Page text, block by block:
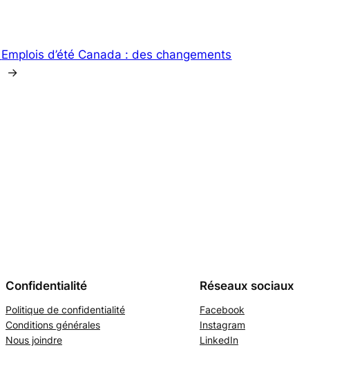
Emplois d’été Canada : des changements
→
Confidentialité
Politique de confidentialité
Conditions générales
Nous joindre
Réseaux sociaux
Facebook
Instagram
LinkedIn